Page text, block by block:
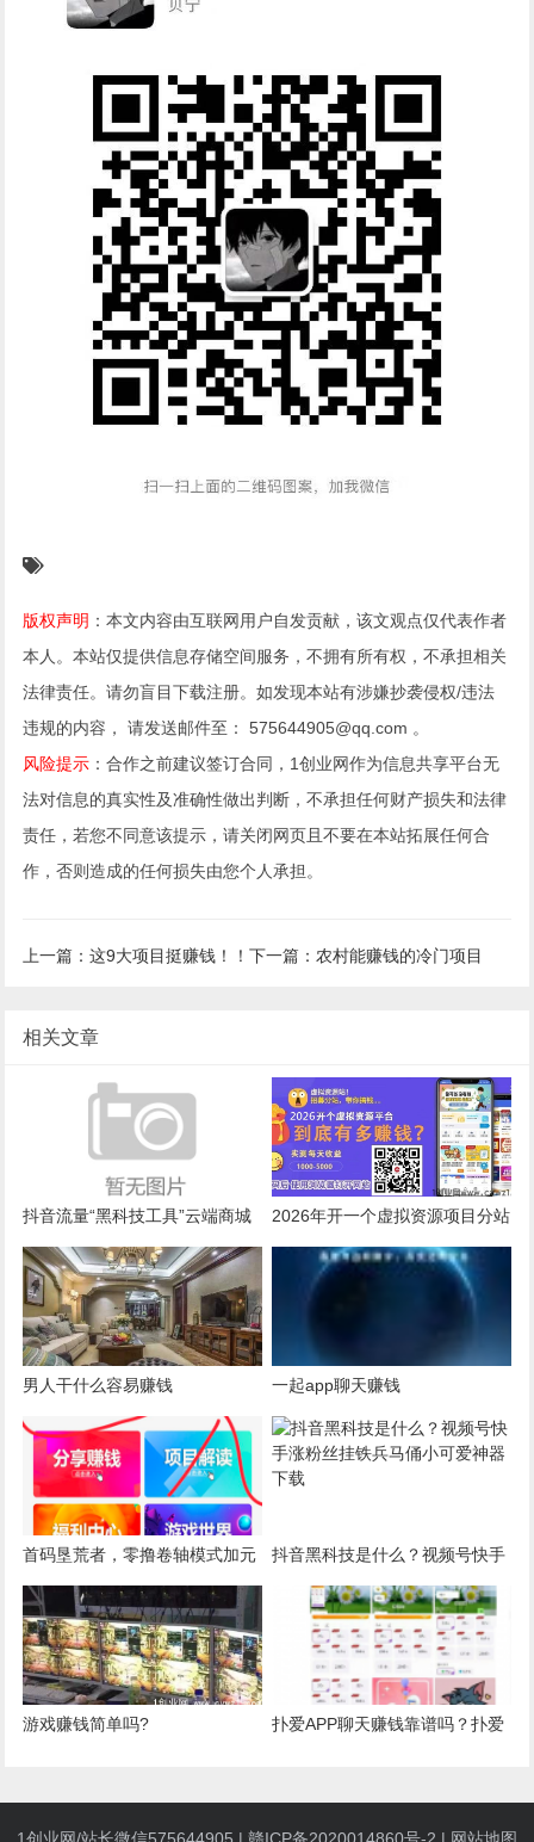
版权声明 ：本文内容由互联网用户自发贡献，该文观点仅代表作者
本人。本站仅提供信息存储空间服务，不拥有所有权，不承担相关
法律责任。请勿盲目下载注册。如发现本站有涉嫌抄袭侵权/违法
违规的内容， 请发送邮件至： 575644905@qq.com 。
风险提示 ：合作之前建议签订合同，1创业网作为信息共享平台无
法对信息的真实性及准确性做出判断，不承担任何财产损失和法律
责任，若您不同意该提示，请关闭网页且不要在本站拓展任何合
作，否则造成的任何损失由您个人承担。
上一篇：这9大项目挺赚钱！！下一篇：农村能赚钱的冷门项目
相关文章
抖音流量“黑科技工具”云端商城
背后的生意经：你准备好分杯羹
了吗？
2026年开一个虚拟资源项目分站
到底是坑，还是持续蓝海赛道
男人干什么容易赚钱 一起app聊天赚钱
首码垦荒者，零撸卷轴模式加元
宇宙NFT，一积分20
抖音黑科技是什么？视频号快手
涨粉丝挂铁兵马俑小可爱神器下
游戏赚钱简单吗?
扑爱APP聊天赚钱靠谱吗？扑爱
天界新风口？